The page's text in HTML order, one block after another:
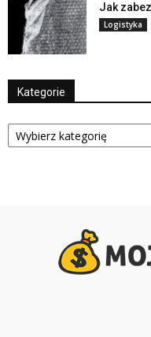
Jak
Logistyka
Kategorie
Kategorie